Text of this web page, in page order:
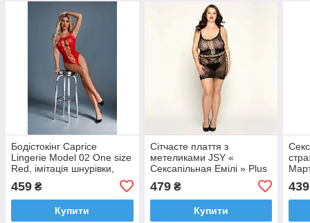
Бодістокінг Caprice
Lingerie Model 02 One size
Red, імітація шнурівки,
459 ₴
Купити
Сітчасте плаття з
метеликами JSY «
Сексапільная Емілі » Plus
шнурівки, мереживо
479₴
Купити
439